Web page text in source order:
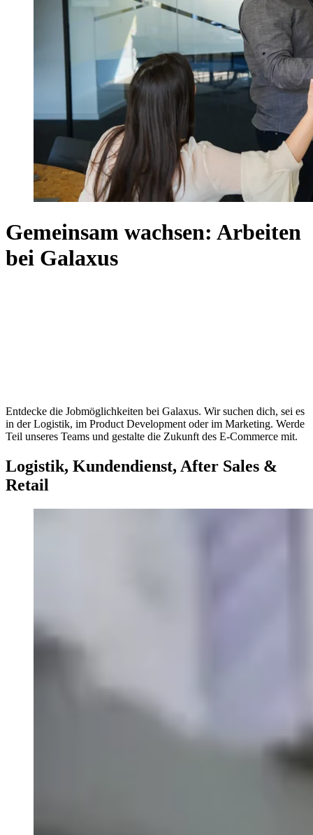
Gemeinsam wachsen: Arbeiten
bei Galaxus
Entdecke die Jobmöglichkeiten bei Galaxus. Wir suchen dich, sei es
in der Logistik, im Product Development oder im Marketing. Werde
Teil unseres Teams und gestalte die Zukunft des E-Commerce mit.
Logistik, Kundendienst, After Sales &
Retail